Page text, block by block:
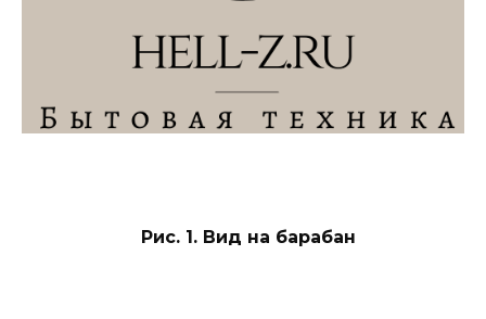
Рис. 1. Вид на барабан